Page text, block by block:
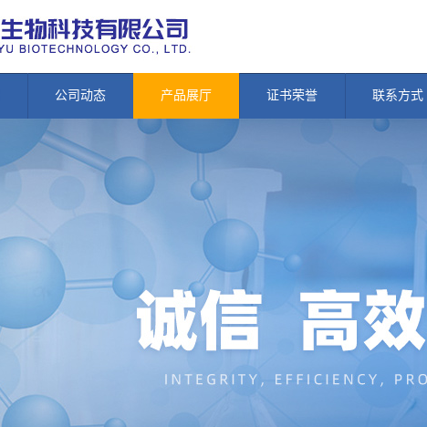
公司动态 产品展厅 证书荣誉 联系方式